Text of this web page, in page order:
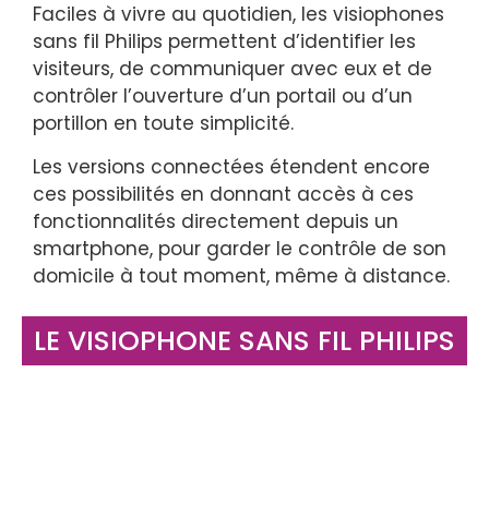
Faciles à vivre au quotidien, les visiophones
sans fil Philips permettent d’identifier les
visiteurs, de communiquer avec eux et de
contrôler l’ouverture d’un portail ou d’un
portillon en toute simplicité.
Les versions connectées étendent encore
ces possibilités en donnant accès à ces
fonctionnalités directement depuis un
smartphone, pour garder le contrôle de son
domicile à tout moment, même à distance.
LE VISIOPHONE SANS FIL PHILIPS